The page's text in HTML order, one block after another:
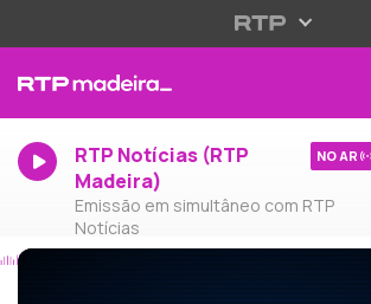
RTP Notícias (RTP
Madeira)
Emissão em simultâneo com RTP
Notícias
NO AR